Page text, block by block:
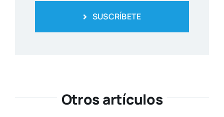
SUSCRÍBETE
Otros artículos